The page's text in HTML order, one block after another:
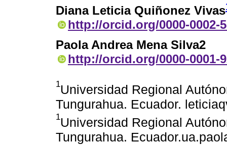
Diana Leticia Quiñonez Vivas
http://orcid.org/0000-0002-
Paola Andrea Mena Silva2
http://orcid.org/0000-0001-
1Universidad Regional
Tungurahua. Ecuador.
1Universidad Regional
Tungurahua.